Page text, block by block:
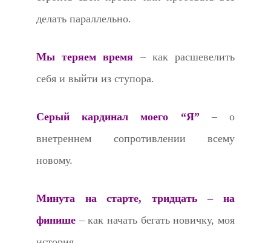
делать параллельно.
Мы теряем время – как расшевелить
себя и выйти из ступора.
Серый кардинал моего “Я”– о
внетреннем сопротивлении всему
новому.
Минута на старте, тридцать – на
финише – как начать бегать новичку, моя